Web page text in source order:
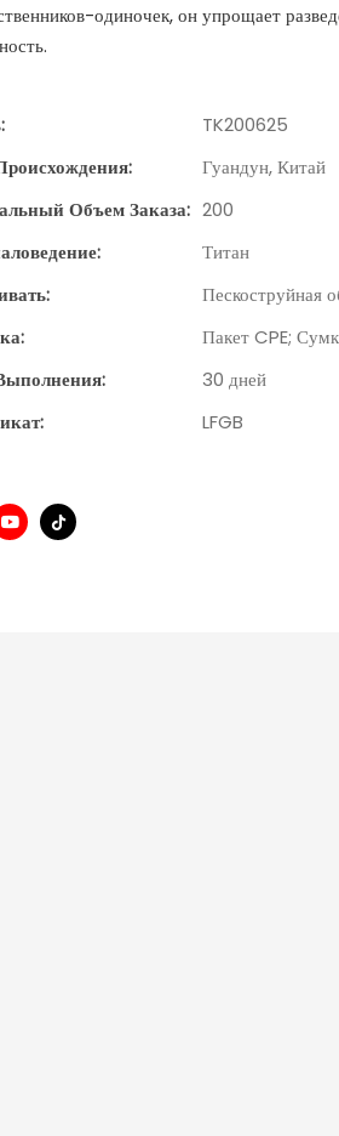
одиночек, он упрощает
TK200625
Гуандун, Китай
Объем Заказа: 200
Титан
Пескоструйная
Пакет CPE;
30 дней
LFGB